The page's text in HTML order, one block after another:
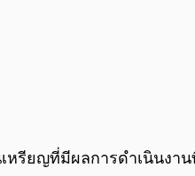
หรียญที่มีผลการดำเนินงาน